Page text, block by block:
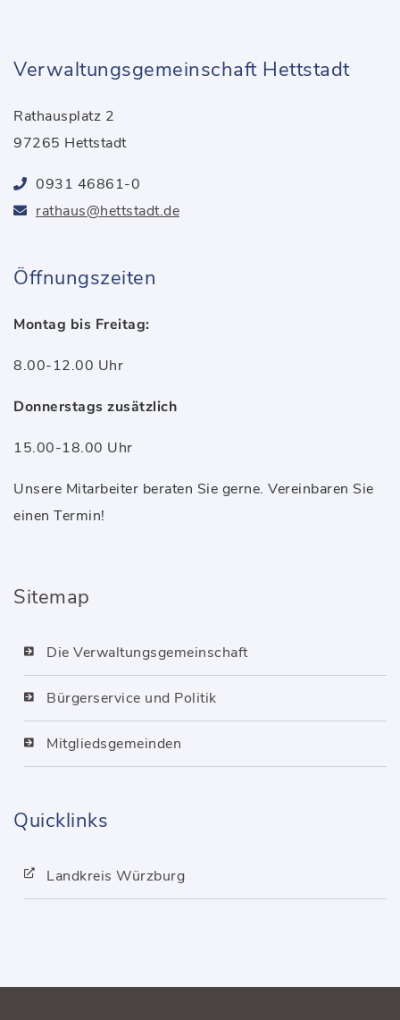
Verwaltungsgemeinschaft Hettstadt
Rathausplatz 2
97265 Hettstadt
0931 46861-0
rathaus@hettstadt.de
Öffnungszeiten
Montag bis Freitag:
8.00-12.00 Uhr
Donnerstags zusätzlich
15.00-18.00 Uhr
Unsere Mitarbeiter beraten Sie gerne. Vereinbaren Sie
einen Termin!
Sitemap
Die Verwaltungsgemeinschaft
Bürgerservice und Politik
Mitgliedsgemeinden
Quicklinks
Landkreis Würzburg